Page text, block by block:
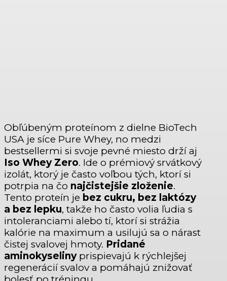
Obľúbeným proteínom z dielne BioTech
USA je síce Pure Whey, no medzi
bestsellermi si svoje pevné miesto drží aj
Iso Whey Zero. Ide o prémiový srvátkový
izolát, ktorý je často voľbou tých, ktorí si
potrpia na čo najčistejšie zloženie.
Tento proteín je bez cukru, bez laktózy
a bez lepku, takže ho často volia ľudia s
intoleranciami alebo tí, ktorí si strážia
kalórie na maximum a usilujú sa o nárast
čistej svalovej hmoty. Pridané
aminokyselinyprispievajú k rýchlejšej
regenerácií svalov a pomáhajú znižovať